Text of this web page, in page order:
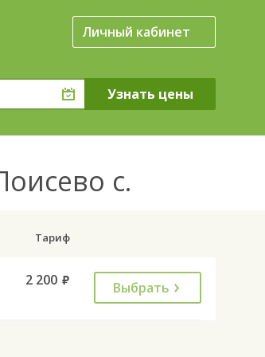
Личный кабинет
с.
Тариф
2 200 руб. Выбрать